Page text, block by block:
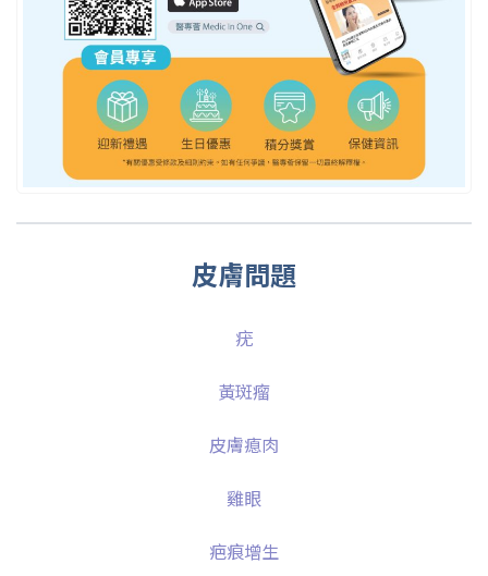
皮膚問題
疣
黃斑瘤
皮膚瘜肉
雞眼
疤痕增生